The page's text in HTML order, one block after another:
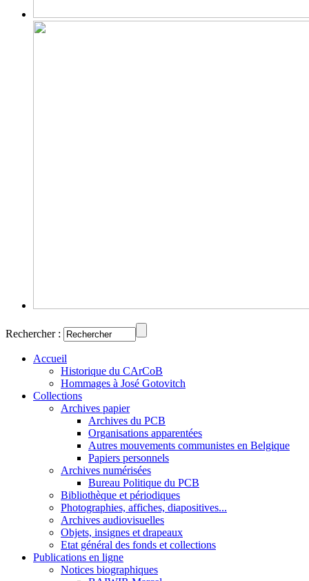
Rechercher :
Accueil
Historique du CArCoB
Hommages à José Gotovitch
Collections
Archives papier
Archives du PCB
Organisations apparentées
Autres mouvements communistes en Belgique
Papiers personnels
Archives numérisées
Bureau Politique du PCB
Bibliothèque et périodiques
Photographies, affiches, diapositives...
Archives audiovisuelles
Objets, insignes et drapeaux
Etat général des fonds et collections
Publications en ligne
Notices biographiques